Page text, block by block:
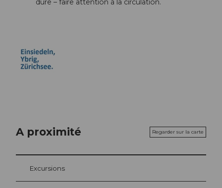
dure – faire attention à la circulation.
A proximité Regarder sur la carte
Excursions